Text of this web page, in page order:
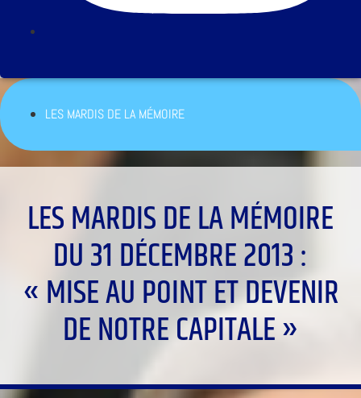
LES MARDIS DE LA MÉMOIRE
LES MARDIS DE LA MÉMOIRE
DU 31 DÉCEMBRE 2013 :
« MISE AU POINT ET DEVENIR
DE NOTRE CAPITALE »